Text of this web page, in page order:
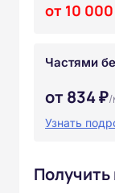
от 10
Частями
от 834 ₽
Узнать